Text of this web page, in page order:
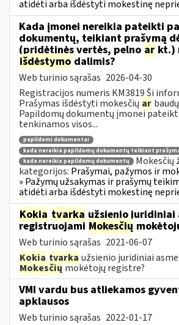
atidėti arba išdėstyti mokestinę
Kada įmonei nereikia pateikti
dokumentų, teikiant prašymą
(pridėtinės vertės, pelno ar kt.)
išdėstymo dalimis?
Web turinio sąrašas 2026-04-30
Registracijos numeris KM3819 Ši
Prašymas išdėstyti mokesčių ar
Papildomų dokumentų įmonei
tenkinamos visos...
papildomi dokumentai
kada nereikia papildomų dokumentų teikiant
kada nereikia papildomų dokumentų
Mokesčių
kategorijos: Prašymai, pažymos ir
» Pažymų užsakymas ir prašymų
atidėti arba išdėstyti mokestinę
Kokia tvarka užsienio juridiniai
registruojami Mokesčių
Web turinio sąrašas 2021-06-07
Kokia tvarka užsienio juridiniai
Mokesčiųmokėtojų registre?
VMI vardu bus atliekamos
apklausos
Web turinio sąrašas 2022-01-17